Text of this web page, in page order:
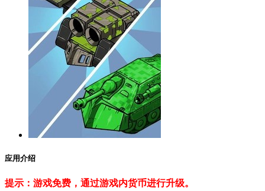
应用介绍
提示：游戏免费，通过游戏内货币进行升级。